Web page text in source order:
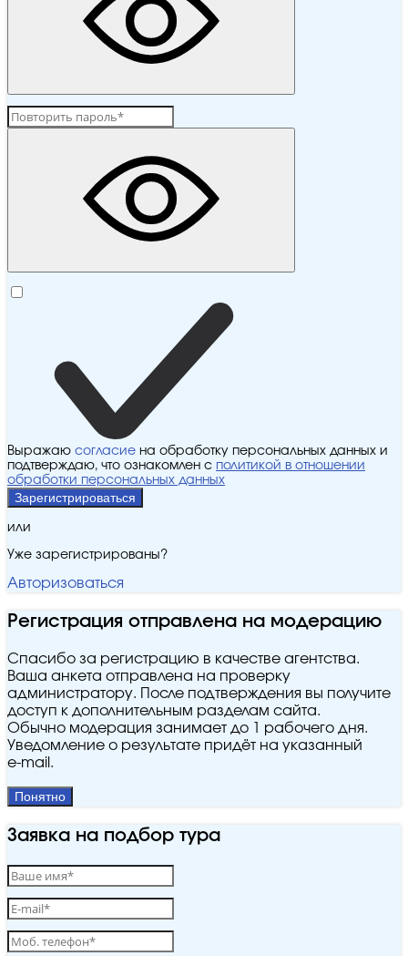
Выражаю согласие на обработку персональных данных и
подтверждаю, что ознакомлен с политикой в отношении
обработки персональных данных
Зарегистрироваться
или
Уже зарегистрированы?
Авторизоваться
Регистрация отправлена на модерацию
Спасибо за регистрацию в качестве агентства.
Ваша анкета отправлена на проверку
администратору. После подтверждения вы получите
доступ к дополнительным разделам сайта.
Обычно модерация занимает до 1 рабочего дня.
Уведомление о результате придёт на указанный
e‑mail.
Понятно
Заявка на подбор тура